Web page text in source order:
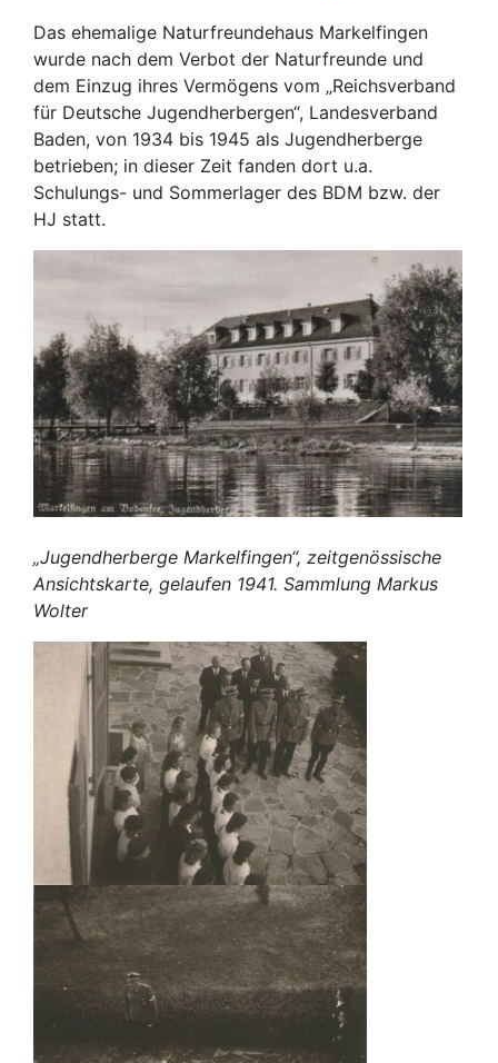
Das ehemalige Naturfreundehaus Markelfingen
wurde nach dem Verbot der Naturfreunde und
dem Einzug ihres Vermögens vom „Reichsverband
für Deutsche Jugendherbergen“, Landesverband
Baden, von 1934 bis 1945 als Jugendherberge
betrieben; in dieser Zeit fanden dort u.a.
Schulungs- und Sommerlager des BDM bzw. der
HJ statt.
„Jugendherberge Markelfingen“, zeitgenössische
Ansichtskarte, gelaufen 1941. Sammlung Markus
Wolter